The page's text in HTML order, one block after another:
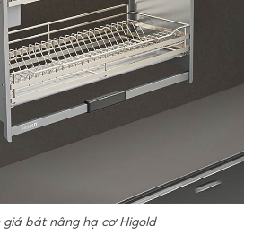
giá bát nâng hạ cơ Higold